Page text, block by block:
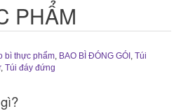
PHẨM
bì thực phẩm, BAO BÌ ĐÓNG GÓI , Túi
, Túi đáy đứng